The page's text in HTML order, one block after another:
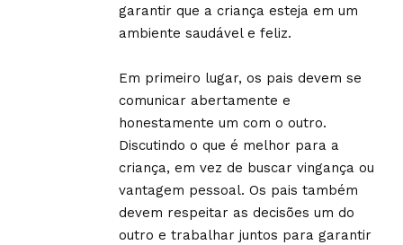
garantir que a criança esteja em um
ambiente saudável e feliz.
Em primeiro lugar, os pais devem se
comunicar abertamente e
honestamente um com o outro.
Discutindo o que é melhor para a
criança, em vez de buscar vingança ou
vantagem pessoal. Os pais também
devem respeitar as decisões um do
outro e trabalhar juntos para garantir